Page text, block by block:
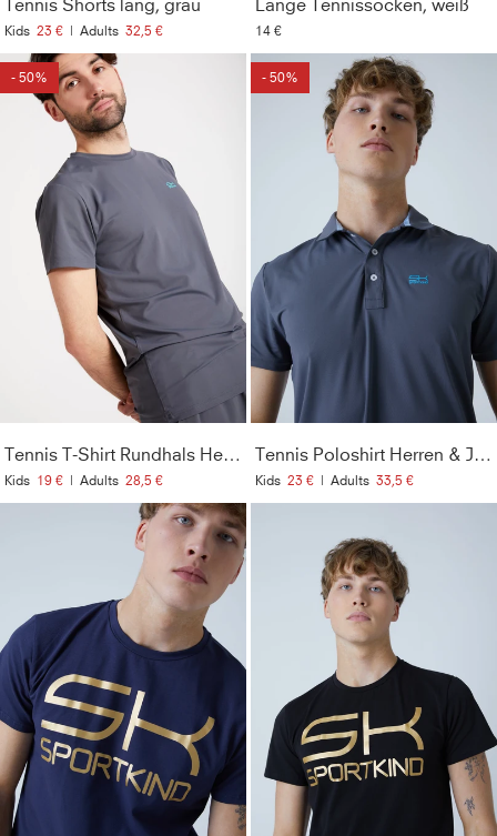
Kids 23 € | Adults 32,5 € 14 €
- 50%
Tennis T-Shirt Rundhals Herren & Jungen, grau
Kids 19 € | Adults 28,5 €
- 50%
Tennis Poloshirt Herren & Jungen, grau
Kids 23 € | Adults 33,5 €